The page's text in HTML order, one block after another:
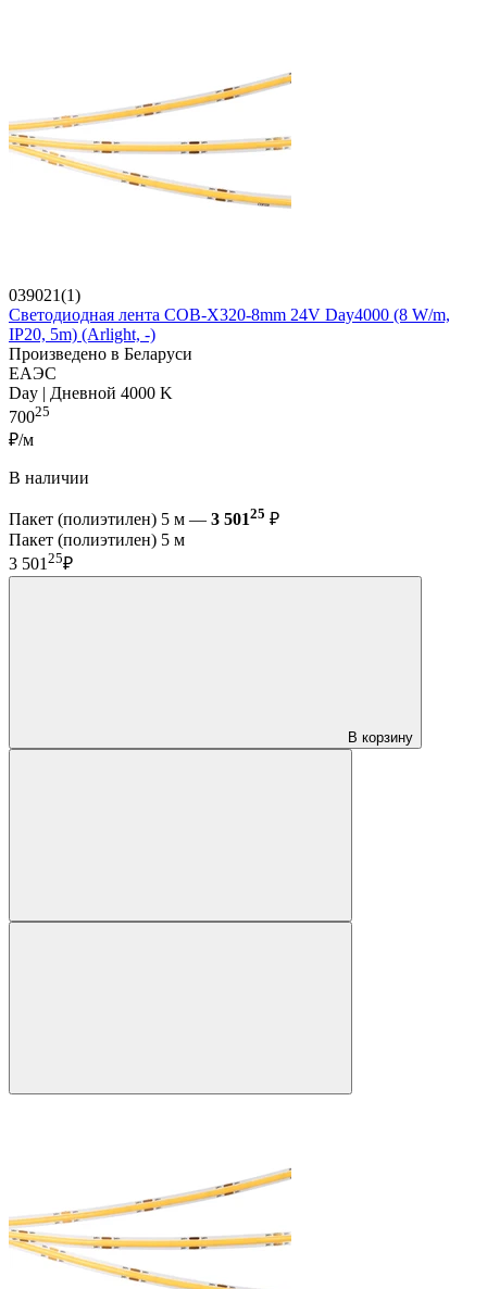
039021(1)
Светодиодная лента COB-X320-8mm 24V Day4000 (8 W/m,
IP20, 5m) (Arlight, -)
Произведено в Беларуси
ЕАЭС
Day | Дневной 4000 K
70025
₽/м
В наличии
Пакет (полиэтилен) 5 м — 3 50125 ₽
Пакет (полиэтилен) 5 м
3 50125₽
В корзину